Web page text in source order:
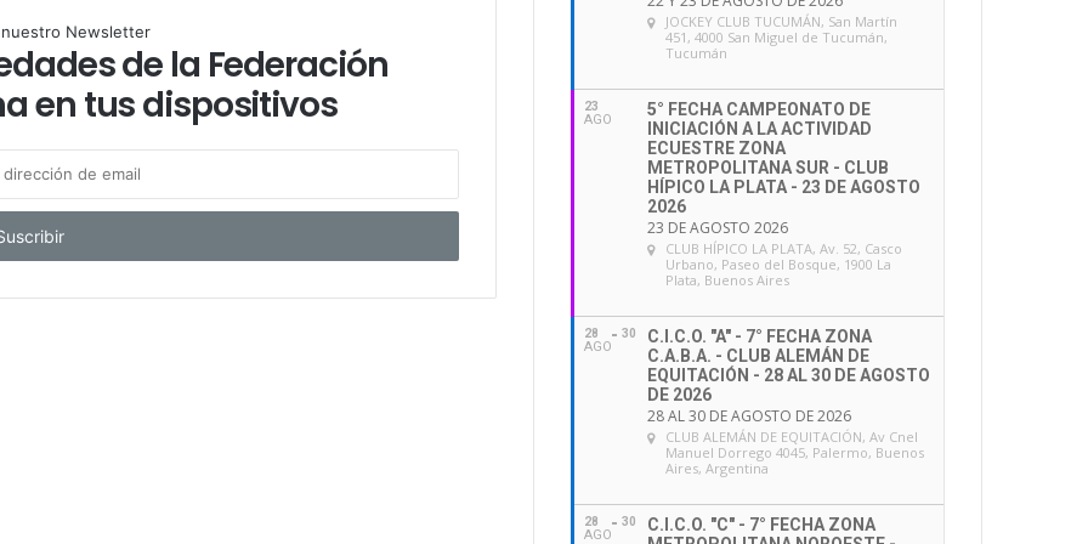
Newsletter
de la Federación
en tus dispositivos
JOCKEY CLUB TUCUMÁN, San Martín
451, 4000 San Miguel de Tucumán,
Tucumán
23
AGO
5° FECHA CAMPEONATO DE
INICIACIÓN A LA ACTIVIDAD
ECUESTRE ZONA
METROPOLITANA SUR - CLUB
HÍPICO LA PLATA - 23 DE AGOSTO
2026
23 DE AGOSTO 2026
CLUB HÍPICO LA PLATA, Av. 52, Casco
Urbano, Paseo del Bosque, 1900 La
Plata, Buenos Aires
28
AGO
30
C.I.C.O. "A" - 7° FECHA ZONA
C.A.B.A. - CLUB ALEMÁN DE
EQUITACIÓN - 28 AL 30 DE AGOSTO
DE 2026
28 AL 30 DE AGOSTO DE 2026
CLUB ALEMÁN DE EQUITACIÓN, Av Cnel
Manuel Dorrego 4045, Palermo, Buenos
Aires, Argentina
28
AGO
30
C.I.C.O. "C" - 7° FECHA ZONA